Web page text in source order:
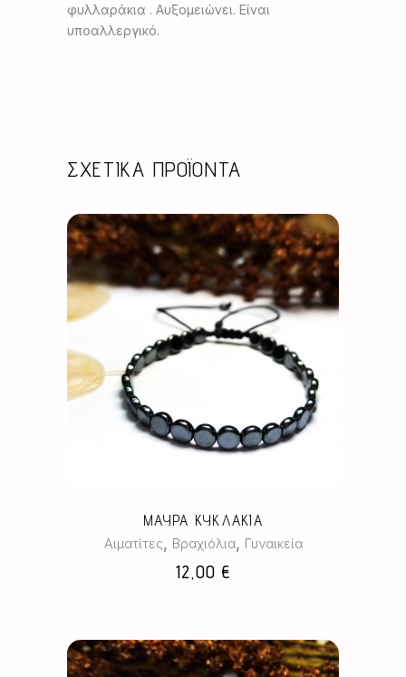
φυλλαράκια . Αυξομειώνει. Είναι
υποαλλεργικό.
ΣΧΕΤΙΚΆ ΠΡΟΪΌΝΤΑ
ΜΑΥΡΑ ΚΥΚΛΑΚΙΑ
Αιματίτες Βραχιόλια, Γυναικεία
12,00 €